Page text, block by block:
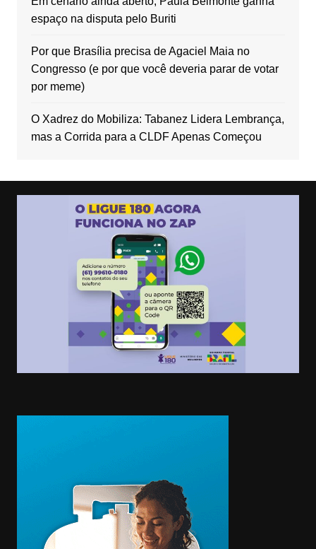
espaço na disputa pelo Buriti
Por que Brasília precisa de Agaciel Maia no
Congresso (e por que você deveria parar de votar
por meme)
O Xadrez do Mobiliza: Tabanez Lidera Lembrança,
mas a Corrida para a CLDF Apenas Começou